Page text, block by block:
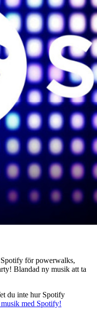
för powerwalks,
Blandad ny musik att ta
du inte hur Spotify
musik med Spotify!